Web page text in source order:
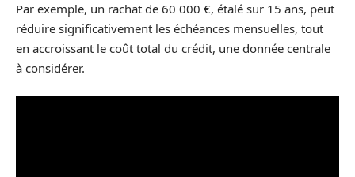
Par exemple, un rachat de 60 000 €, étalé sur 15 ans, peut
réduire significativement les échéances mensuelles, tout
en accroissant le coût total du crédit, une donnée centrale
à considérer.